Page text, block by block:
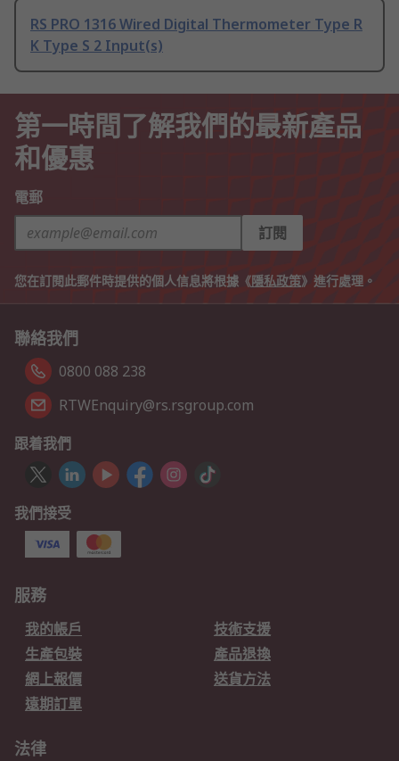
RS PRO 1316 Wired Digital Thermometer Type R
K Type S 2 Input(s)
第一時間了解我們的最新產品
和優惠
電郵
訂閱
您在訂閱此郵件時提供的個人信息將根據《隱私政策》進行處理。
聯絡我們
0800 088 238
RTWEnquiry@rs.rsgroup.com
跟着我們
我們接受
服務
我的帳戶
技術支援
生產包裝
產品退換
網上報價
送貨方法
遠期訂單
法律